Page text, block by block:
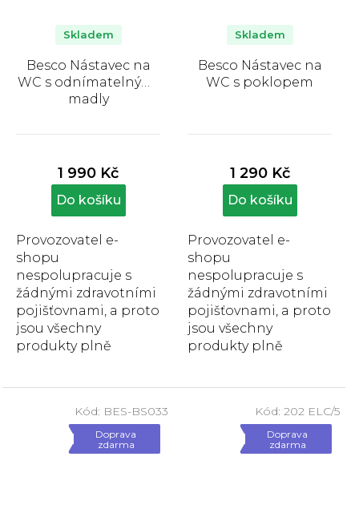
Besco Nástavec na
WC s odnímatelnými
madly
produktu
je
5,0
hvězdiček.
Skladem
1 990 Kč
Do košíku
Provozovatel e-
shopu
nespolupracuje s
žádnými zdravotními
pojišťovnami, a proto
jsou všechny
produkty plně
Besco Nástavec na
WC s poklopem
produktu
je
5,0
hvězdiček.
Skladem
1 290 Kč
Do košíku
Provozovatel e-
shopu
nespolupracuje s
žádnými zdravotními
pojišťovnami, a proto
jsou všechny
produkty plně
usnadňuje
uživatelům...
Doprava
zdarma
Kód: BES-BS033
Doprava
zdarma
Kód: 202 ELC/5